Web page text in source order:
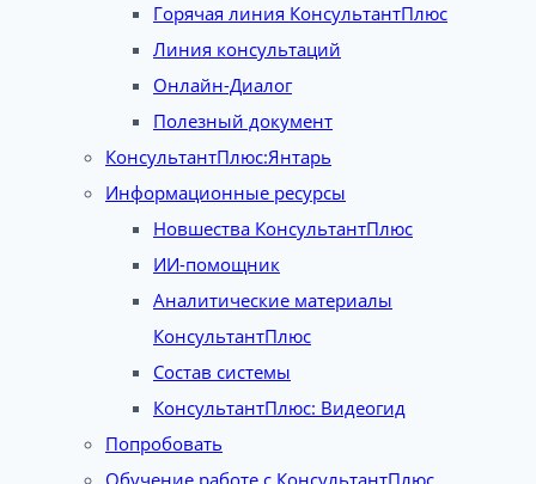
Горячая линия КонсультантПлюс
Линия консультаций
Онлайн-Диалог
Полезный документ
КонсультантПлюс:Янтарь
Информационные ресурсы
Новшества КонсультантПлюс
ИИ-помощник
Аналитические материалы
КонсультантПлюс
Состав системы
КонсультантПлюс: Видеогид
Попробовать
Обучение работе с КонсультантПлюс